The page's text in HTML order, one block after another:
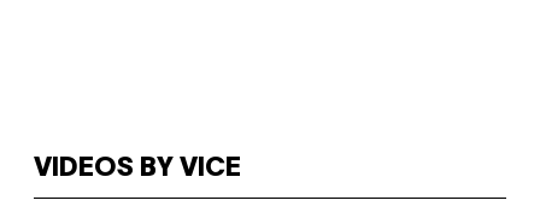
VIDEOS BY VICE